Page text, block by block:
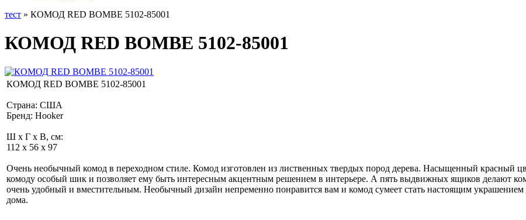
тест » КОМОД RED BOMBE 5102-85001
КОМОД RED BOMBE 5102-85001
КОМОД RED BOMBE 5102-85001
Страна: США
Бренд: Hooker
Ш x Г x В, см:
112 x 56 x 97
Очень необычный комод в переходном стиле. Комод изготовлен из лиственных твердых пород дерева. Насыщенный красный
комоду особый шик и позволяет ему быть интересным акцентным решением в интерьере. А пять выдвижных ящиков делают
очень удобный и вместительным. Необычный дизайн непременно понравится вам и комод сумеет стать настоящим украшением
дома.